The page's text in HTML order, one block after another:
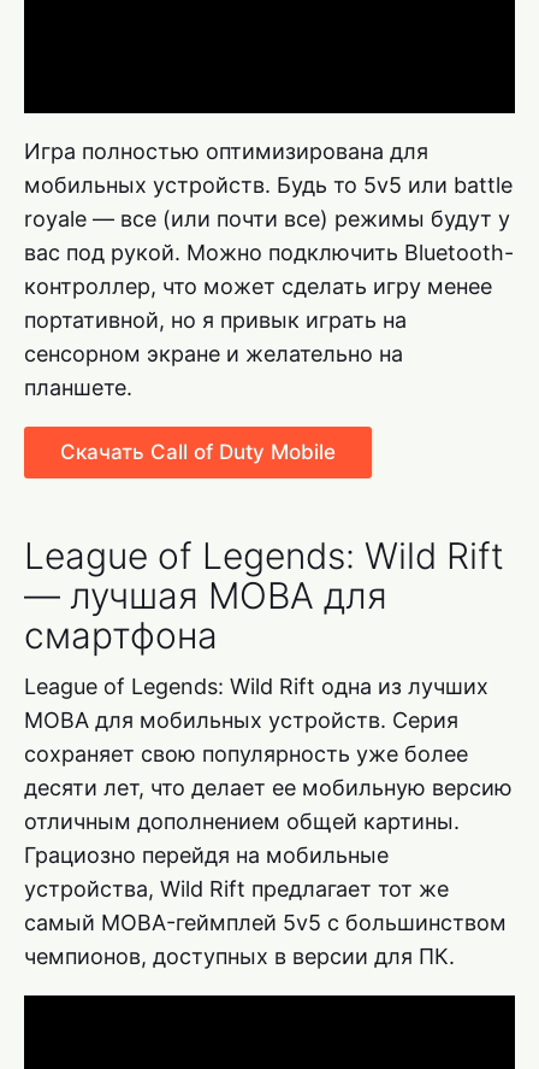
Игра полностью оптимизирована для
мобильных устройств. Будь то 5v5 или battle
royale — все (или почти все) режимы будут у
вас под рукой. Можно подключить Bluetooth-
контроллер, что может сделать игру менее
портативной, но я привык играть на
сенсорном экране и желательно на
планшете.
Скачать Call of Duty Mobile
League of Legends: Wild Rift
— лучшая MOBA для
смартфона
League of Legends: Wild Rift одна из лучших
MOBA для мобильных устройств. Серия
сохраняет свою популярность уже более
десяти лет, что делает ее мобильную версию
отличным дополнением общей картины.
Грациозно перейдя на мобильные
устройства, Wild Rift предлагает тот же
самый MOBA-геймплей 5v5 с большинством
чемпионов, доступных в версии для ПК.